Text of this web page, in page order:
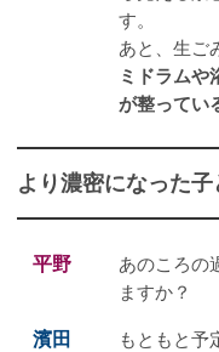
す。
あと、生ご
ミドラムや
が整ってい
より濃密になった
平野
あのころの
ますか？
濱田
もともと予